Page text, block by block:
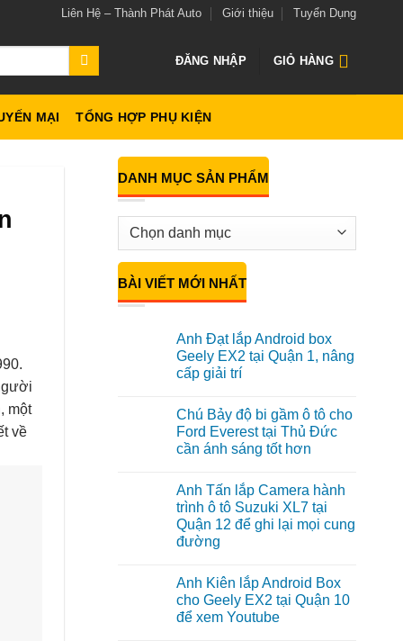
Liên Hệ – Thành Phát Auto Giới thiệu Tuyển Dụng
ĐĂNG NHẬP GIỎ HÀNG
MẠI TỔNG HỢP PHỤ KIỆN
một
về
DANH MỤC SẢN PHẨM
BÀI VIẾT MỚI NHẤT
Anh Đạt lắp Android box
Geely EX2 tại Quận 1, nâng
cấp giải trí
bình
luận
ở
Anh
Android
box
Geely
EX2
tại
Quận
cấp
giải
trí
Chú Bảy độ bi gầm ô tô cho
Ford Everest tại Thủ Đức
cần ánh sáng tốt hơn
bình
luận
ở
Chú
Bảy
độ
ô
tô
cho
Ford
Anh Tấn lắp Camera hành
trình ô tô Suzuki XL7 tại
Quận 12 để ghi lại mọi cung
đường
bình
luận
ở
Anh
Anh Kiên lắp Android Box
cho Geely EX2 tại Quận 10
để xem Youtube